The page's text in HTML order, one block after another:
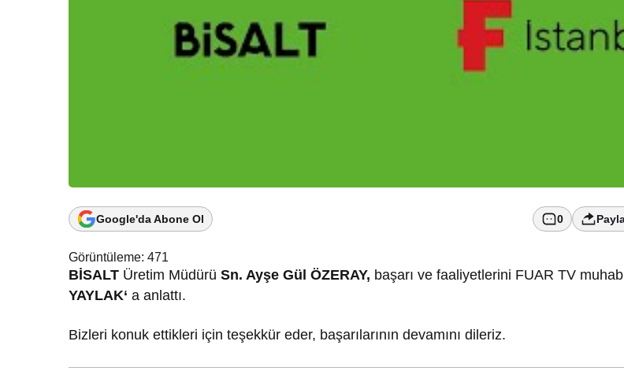
Google'da Abone Ol 0
Görüntüleme: 471
BİSALT Üretim MüdürüSn. Ayşe Gül ÖZERAY, başarı ve faaliyetlerini FUAR TV
YAYLAK‘ a anlattı.
Bizleri konuk ettikleri için teşekkür eder, başarılarının devamını dileriz.